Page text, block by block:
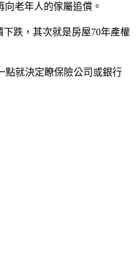
老年人的傢屬追償。
跌，其次就是房屋70年產權
就決定瞭保險公司或銀行